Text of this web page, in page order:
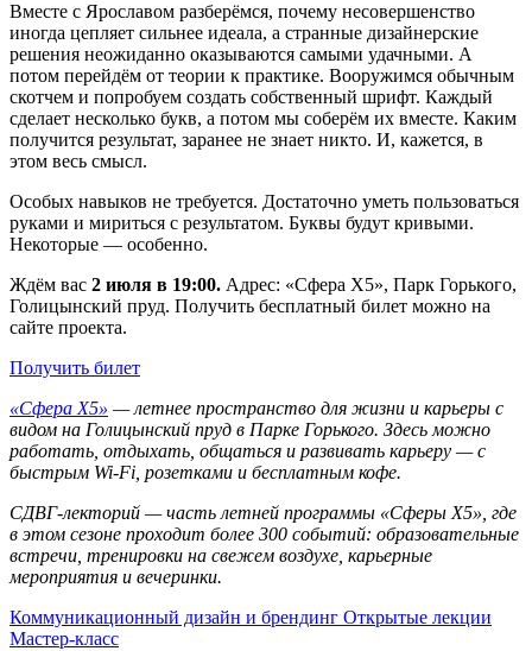
Вместе с Ярославом разберёмся, почему несовершенство
иногда цепляет сильнее идеала, а странные дизайнерские
решения неожиданно оказываются самыми удачными. А
потом перейдём от теории к практике. Вооружимся обычным
скотчем и попробуем создать собственный шрифт. Каждый
сделает несколько букв, а потом мы соберём их вместе. Каким
получится результат, заранее не знает никто. И, кажется, в
этом весь смысл.
Особых навыков не требуется. Достаточно уметь пользоваться
руками и мириться с результатом. Буквы будут кривыми.
Некоторые — особенно.
Ждём вас 2 июля в 19:00. Адрес: «Сфера Х5», Парк Горького,
Голицынский пруд. Получить бесплатный билет можно на
сайте проекта.
Получить билет
«Сфера X5» — летнее пространство для жизни и карьеры с
видом на Голицынский пруд в Парке Горького. Здесь можно
работать, отдыхать, общаться и развивать карьеру — с
быстрым Wi-Fi, розетками и бесплатным кофе.
СДВГ-лекторий — часть летней программы «Сферы X5», где
в этом сезоне проходит более 300 событий: образовательные
встречи, тренировки на свежем воздухе, карьерные
мероприятия и вечеринки.
Коммуникационный дизайн и брендинг Открытые лекции
Мастер-класс